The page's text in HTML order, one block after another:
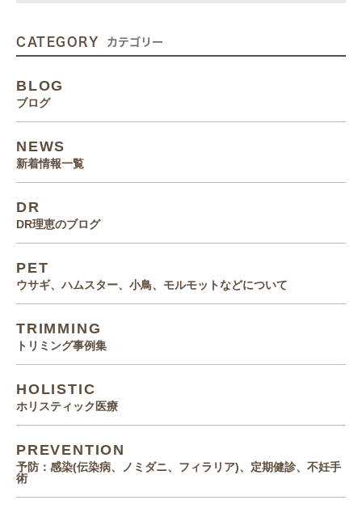
CATEGORY カテゴリー
BLOG
ブログ
NEWS
新着情報一覧
DR
DR理恵のブログ
PET
ウサギ、ハムスター、小鳥、モルモットなどについて
TRIMMING
トリミング事例集
HOLISTIC
ホリスティック医療
PREVENTION
予防：感染(伝染病、ノミダニ、フィラリア)、定期健診、不妊手
術